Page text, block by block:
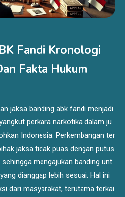
Fandi Kronologi
Fakta Hukum
jaksa banding abk fandi menjadi
perkara narkotika dalam ju
Indonesia. Perkembangan ter
jaksa tidak puas dengan putus
mengajukan banding unt
dianggap lebih sesuai. Hal ini
dari masyarakat, terutama terkai